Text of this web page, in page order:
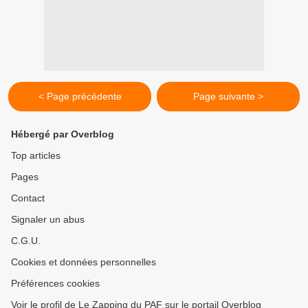
< Page précédente Page suivante >
Hébergé par Overblog
Top articles
Pages
Contact
Signaler un abus
C.G.U.
Cookies et données personnelles
Préférences cookies
Voir le profil de Le Zapping du PAF sur le portail Overblog